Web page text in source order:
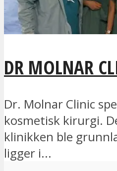
DR MOLNAR
Dr. Molnar Clinic
kosmetisk kirurgi.
klinikken ble
ligger i...